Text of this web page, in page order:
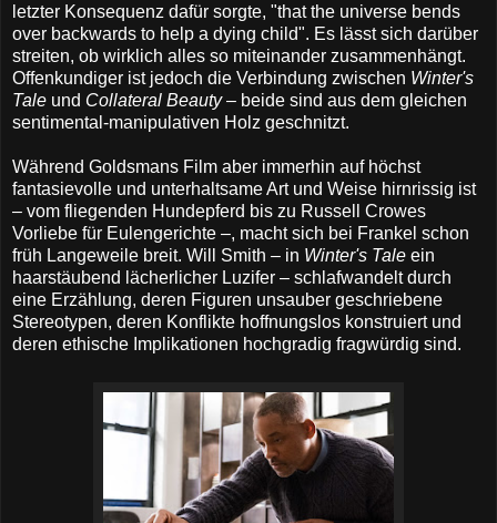
letzter Konsequenz dafür sorgte, "that the universe bends
over backwards to help a dying child". Es lässt sich darüber
streiten, ob wirklich alles so miteinander zusammenhängt.
Offenkundiger ist jedoch die Verbindung zwischen Winter's
Tale und Collateral Beauty– beide sind aus dem gleichen
sentimental-manipulativen Holz geschnitzt.
Während Goldsmans Film aber immerhin auf höchst
fantasievolle und unterhaltsame Art und Weise hirnrissig ist
– vom fliegenden Hundepferd bis zu Russell Crowes
Vorliebe für Eulengerichte –, macht sich bei Frankel schon
früh Langeweile breit. Will Smith – in Winter's Tale ein
haarstäubend lächerlicher Luzifer – schlafwandelt durch
eine Erzählung, deren Figuren unsauber geschriebene
Stereotypen, deren Konflikte hoffnungslos konstruiert und
deren ethische Implikationen hochgradig fragwürdig sind.